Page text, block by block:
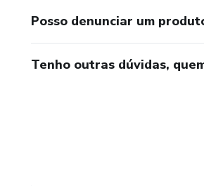
Posso denunciar um
Tenho outras dúvidas,